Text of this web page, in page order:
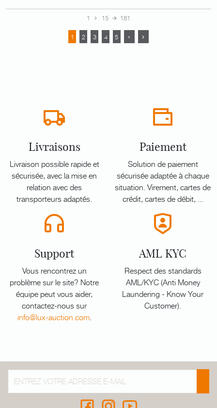
1 15 181
1 2 3 4 5
Livraisons
Livraison possible rapide et
sécurisée, avec la mise en
relation avec des
transporteurs adaptés.
Paiement
Solution de paiement
sécurisée adaptée à chaque
situation. Virement, cartes de
crédit, cartes de débit, ...
Support
Vous rencontrez un
problème sur le site? Notre
équipe peut vous aider,
contactez-nous sur
info@lux-auction.com.
AML KYC
Respect des standards
AML/KYC (Anti Money
Laundering - Know Your
Customer).